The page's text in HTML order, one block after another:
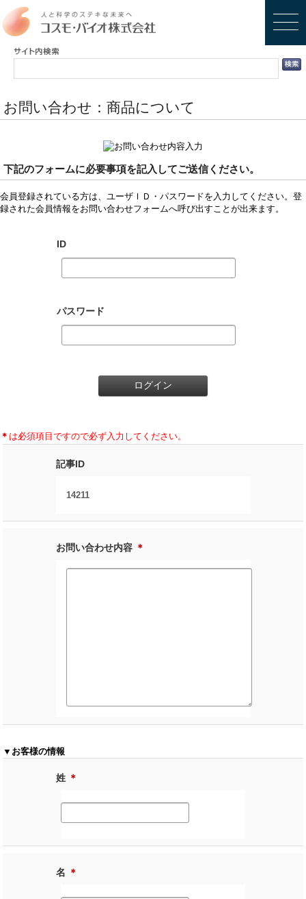
お問い合わせ：商品について
下記のフォームに必要事項を記入してご送信ください。
会員登録されている方は、ユーザＩＤ・パスワードを入力してください。登
録された会員情報をお問い合わせフォームへ呼び出すことが出来ます。
ID
パスワード
＊ は必須項目ですので必ず入力してください。
記事ID
14211
お問い合わせ内容 ＊
▼お客様の情報
姓 ＊
名 ＊